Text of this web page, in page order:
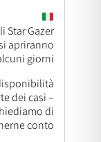
Star Gazer 🌸
apriranno
giorni.
dei casi –
di
conto.